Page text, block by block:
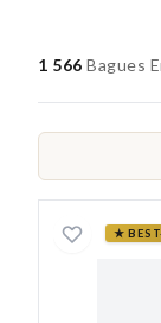
1 566 Bagues
★